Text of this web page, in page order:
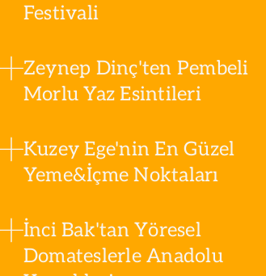
Festivali
Zeynep Dinç'ten Pembeli
Morlu Yaz Esintileri
Kuzey Ege'nin En Güzel
Yeme&İçme Noktaları
İnci Bak'tan Yöresel
Domateslerle Anadolu